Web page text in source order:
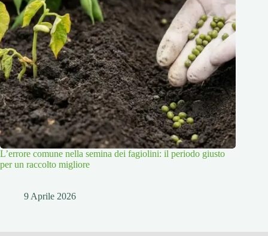
L’errore comune nella semina dei fagiolini: il periodo giusto
per un raccolto migliore
9 Aprile 2026